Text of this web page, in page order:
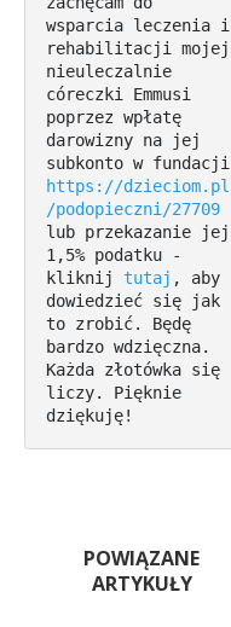
wsparcia leczenia i
rehabilitacji mojej
nieuleczalnie
córeczki Emmusi
poprzez wpłatę
darowizny na jej
https://dzieciom.pl
/podopieczni/27709
lub przekazanie jej
1,5% podatku -
kliknij tutaj , aby
dowiedzieć się jak
to zrobić. Będę
bardzo wdzięczna.
Każda złotówka się
liczy. Pięknie
dziękuję!
POWIĄZANE
ARTYKUŁY